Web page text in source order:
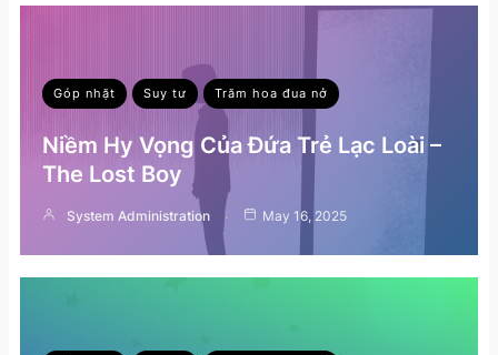
Góp nhặt Suy tư Trăm hoa đua nở
Niềm Hy Vọng Của Đứa Trẻ Lạc Loài –
The Lost Boy
System Administration May 16, 2025